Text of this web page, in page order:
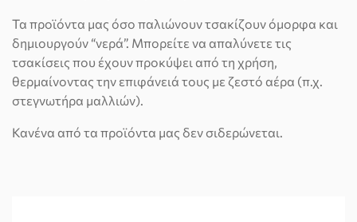
Τα προϊόντα μας όσο παλιώνουν τσακίζουν όμορφα και
δημιουργούν “νερά”. Μπορείτε να απαλύνετε τις
τσακίσεις που έχουν προκύψει από τη χρήση,
θερμαίνοντας την επιφάνειά τους με ζεστό αέρα (π.χ.
στεγνωτήρα μαλλιών).
Κανένα από τα προϊόντα μας δεν σιδερώνεται.